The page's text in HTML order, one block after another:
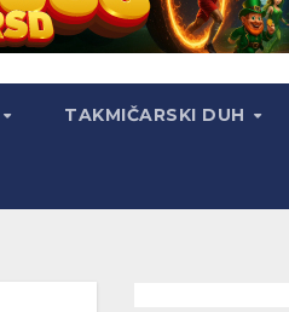
TAKMIČARSKI DUH